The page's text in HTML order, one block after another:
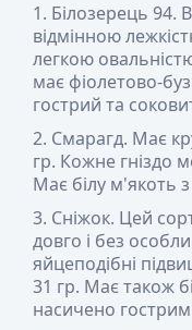
Білозерець 94.
відмінною
легкою
має фіолетово-
гострий та
Смарагд. Має
гр. Кожне гніздо
Має білу м'якоть
Сніжок. Цей
довго і без
яйцеподібні
31 гр. Має також
насичено